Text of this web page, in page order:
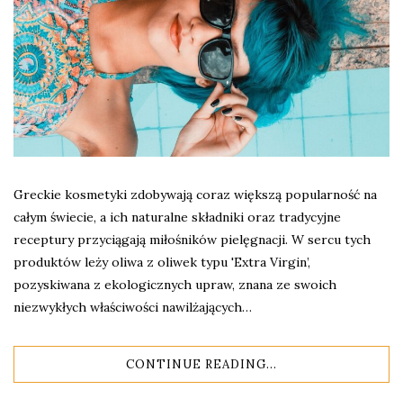
Greckie kosmetyki zdobywają coraz większą popularność na
całym świecie, a ich naturalne składniki oraz tradycyjne
receptury przyciągają miłośników pielęgnacji. W sercu tych
produktów leży oliwa z oliwek typu 'Extra Virgin’,
pozyskiwana z ekologicznych upraw, znana ze swoich
niezwykłych właściwości nawilżających…
CONTINUE READING...